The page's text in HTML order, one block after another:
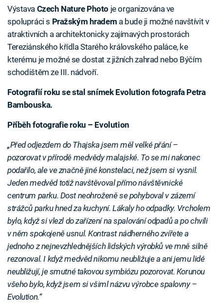
Výstava Czech Nature Photo je organizována ve
spolupráci s Pražským hradem a bude ji možné navštívit v
atraktivních a architektonicky zajímavých prostorách
Tereziánského křídla Starého královského paláce, ke
kterému je možné se dostat z jižních zahrad nebo Býčím
schodištěm ze III. nádvoří.
Fotografií roku se stal snímek Evolution fotografa Petra
Bambouska.
Příběh fotografie roku – Evolution
„Před odjezdem do Thajska jsem měl velké přání –
pozorovat v přírodě medvědy malajské. To se mi nakonec
podařilo, ale ve značně jiné konstelaci, než jsem si vysnil.
Jeden medvěd totiž navštěvoval přímo návštěvnické
centrum parku. Dost neohroženě se pohyboval v zázemí
strážců parku hned za kuchyní. Lákaly ho odpadky. Vrcholem
bylo, když si vlezl do zařízení na spalování odpadů a po chvíli
v něm spokojeně usnul. Kontrast nádherného zvířete a
jednoho z nejnevzhlednějších lidských výrobků ve mně silně
rezonoval. I když medvěd nikomu neubližuje a ani jemu lidé
neubližují, je smutné takovou symbiózu pozorovat. Korunou
všeho bylo, když jsem si všiml názvu výrobce spalovny –
Evolution.“